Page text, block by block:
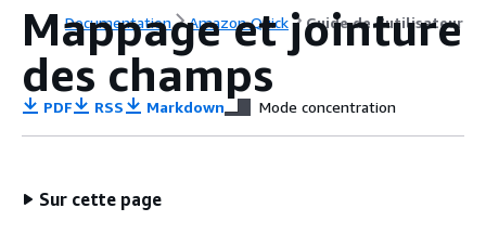
Documentation Amazon Quick Guide de l’utilisateur
Mappage et jointure
des champs
PDF RSS Markdown Mode concentration
Sur cette page